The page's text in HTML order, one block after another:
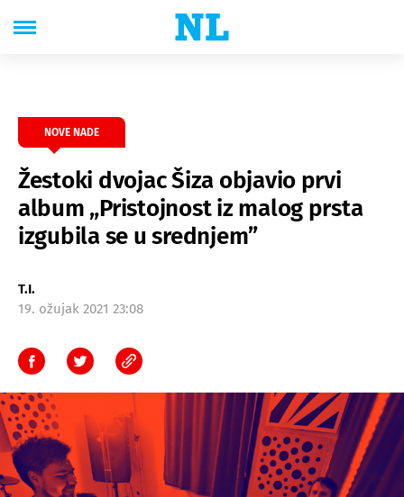
NOVE NADE
Žestoki dvojac Šiza objavio prvi
album „Pristojnost iz malog prsta
izgubila se u srednjem”
T.I.
19. ožujak 2021 23:08